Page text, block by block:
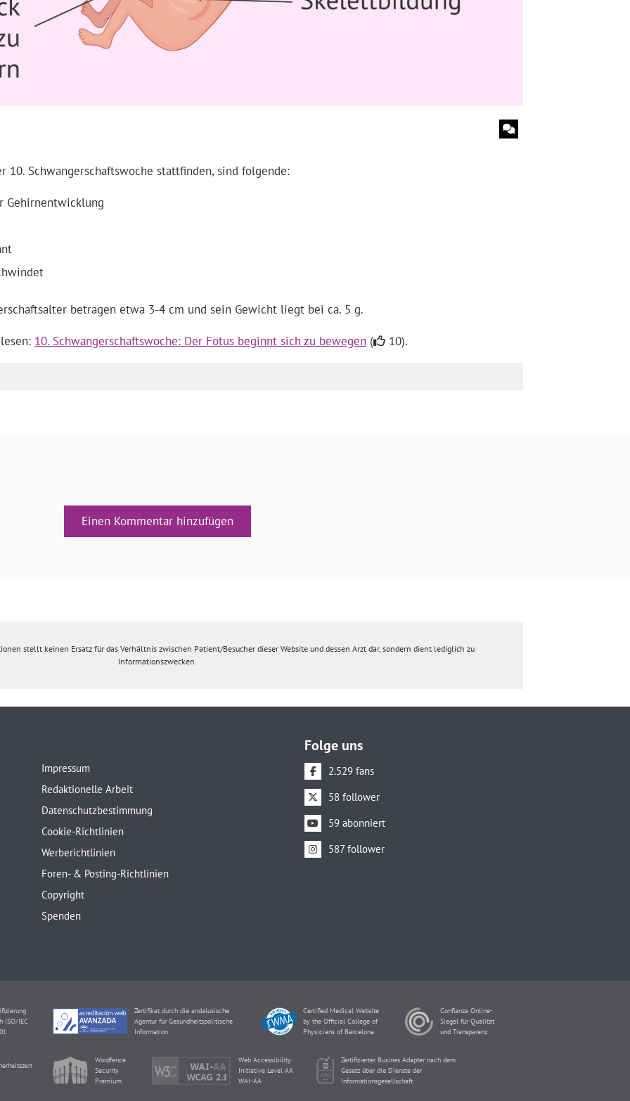
10. Schwangerschaftswoche stattfinden, sind folgende:
Gehirnentwicklung
betragen etwa 3-4 cm und sein Gewicht liegt bei ca. 5 g.
10. Schwangerschaftswoche: Der Fötus beginnt sich zu bewegen ( 10).
Einen Kommentar hinzufügen
stellt keinen Ersatz für das Verhältnis zwischen Patient/Besucher dieser Website und dessen Arzt dar, sondern dient lediglich zu
Informationszwecken.
Impressum
Redaktionelle Arbeit
Datenschutzbestimmung
Cookie-Richtlinien
Werberichtlinien
Foren- & Posting-Richtlinien
Copyright
Spenden
Folge uns
2.529 fans
58 follower
59 abonniert
587 follower
ISO/IEC
Zertifikat durch die andalusische
Agentur für Gesundheitspolitische
Information
Certified Medical Website
by the Official College of
Physicians of Barcelona
Confianza Online-
Siegel für Qualität
und Transparenz
Wordfence
Security
Premium
Web Accessibility
Initiative Level AA
WAI-AA
Zertifizierter Busines Adapter nach dem
Gesetz über die Dienste der
Informationsgesellschaft